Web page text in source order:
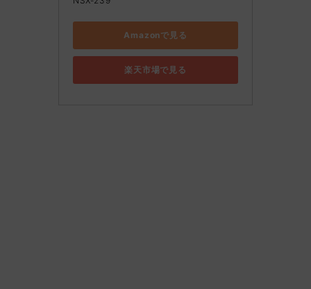
Amazonで見る
楽天市場で見る